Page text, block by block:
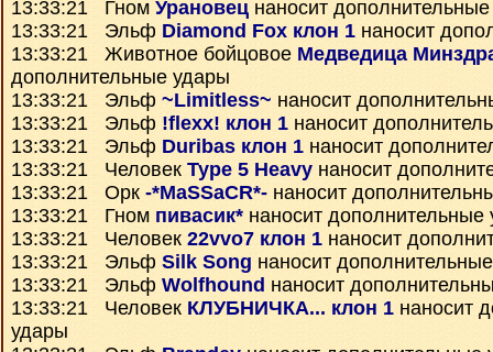
13:33:21 Гном Урановец наносит
13:33:21 Эльф Diamond Fox клон 1 наносит
13:33:21 Животное бойцовое Медведица
дополнительные удары
13:33:21 Эльф ~Limitless~ наносит
13:33:21 Эльф !flexx! клон 1 наносит
13:33:21 Эльф Duribas клон 1 наносит
13:33:21 Человек Type 5 Heavy наносит
13:33:21 Орк -*MaSSaCR*- наносит
13:33:21 Гном пивасик* наносит дополнительные
13:33:21 Человек 22vvo7 клон 1 наносит
13:33:21 Эльф Silk Song наносит
13:33:21 Эльф Wolfhound наносит
13:33:21 Человек КЛУБНИЧКА... клон 1 наносит
удары